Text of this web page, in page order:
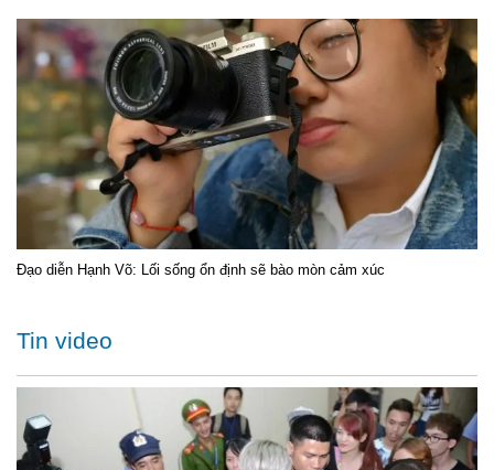
Đạo diễn Hạnh Võ: Lối sống ổn định sẽ bào mòn cảm xúc
Tin video